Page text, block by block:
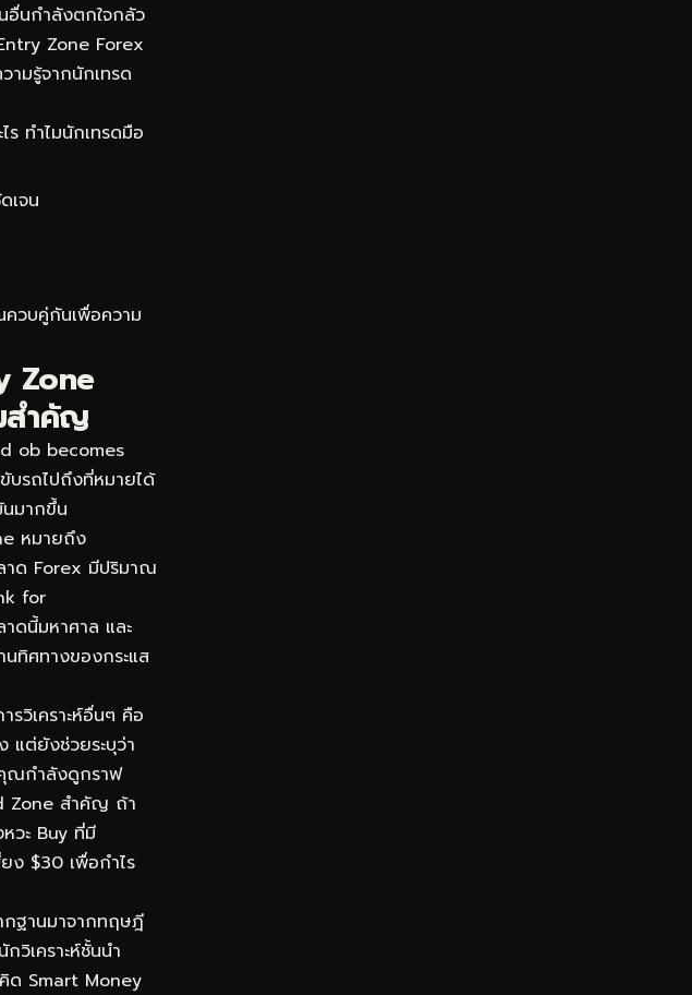
อื่นกำลังตกใจกลัว
Zone Forex
ามรู้จากนักเทรด
ทำไมนักเทรดมือ
เจน
ควบคู่กันเพื่อความ
Zone
สำคัญ
ob becomes
รถไปถึงที่หมายได้
มากขึ้น
หมายถึง
ลาด Forex มีปริมาณ
for
ดนี้มหาศาล และ
ทิศทางของกระแส
วิเคราะห์อื่นๆ คือ
แต่ยังช่วยระบุว่า
คุณกำลังดูกราฟ
Zone สำคัญ ถ้า
วะ Buy ที่มี
ง $30 เพื่อกำไร
ฐานมาจากทฤษฎี
เคราะห์ชั้นนำ
ด Smart Money